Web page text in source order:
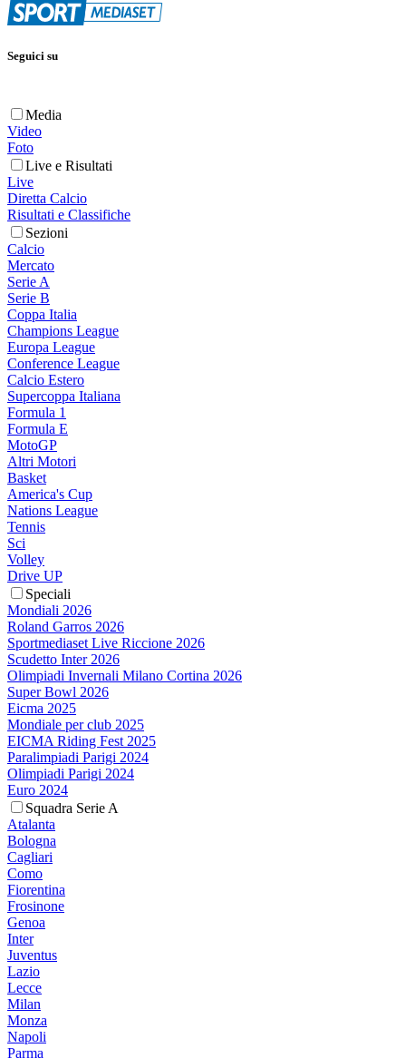
Seguici su
Media
Video
Foto
Live e Risultati
Live
Diretta Calcio
Risultati e Classifiche
Sezioni
Calcio
Mercato
Serie A
Serie B
Coppa Italia
Champions League
Europa League
Conference League
Calcio Estero
Supercoppa Italiana
Formula 1
Formula E
MotoGP
Altri Motori
Basket
America's Cup
Nations League
Tennis
Sci
Volley
Drive UP
Speciali
Mondiali 2026
Roland Garros 2026
Sportmediaset Live Riccione 2026
Scudetto Inter 2026
Olimpiadi Invernali Milano Cortina 2026
Super Bowl 2026
Eicma 2025
Mondiale per club 2025
EICMA Riding Fest 2025
Paralimpiadi Parigi 2024
Olimpiadi Parigi 2024
Euro 2024
Squadra Serie A
Atalanta
Bologna
Cagliari
Como
Fiorentina
Frosinone
Genoa
Inter
Juventus
Lazio
Lecce
Milan
Monza
Napoli
Parma